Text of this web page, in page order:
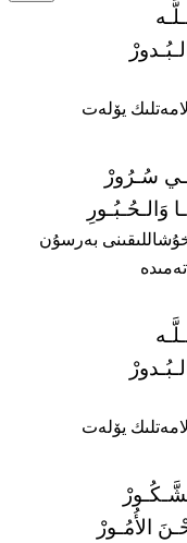
يۆلەت
فِـي سُـرُورْ
بەرسۇن
يۆلەت
الأُمُـورْ